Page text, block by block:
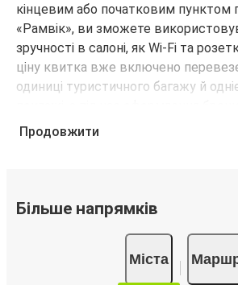
кінцевим або початковим пунктом
«Рамвік», ви зможете
зручності в салоні, як Wi-Fi та
ціну квитка вже включено
одиниці туристичного багажу й
зможете зарезервувати улюблене
Забронювати квиток FlixBus — це
можна зробити на цьому веб-сайті
безкоштовному додатку FlixBus за
Купуючи квиток онлайн для
Продовжити
Більше напрямків
Міста